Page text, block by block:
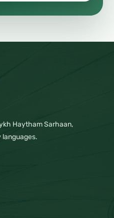
Haytham Sarhaan,
languages.